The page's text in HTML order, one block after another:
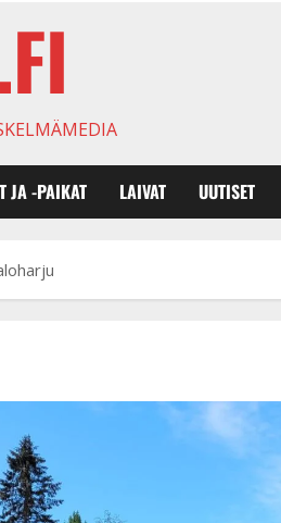
JA -PAIKAT LAIVAT UUTISET